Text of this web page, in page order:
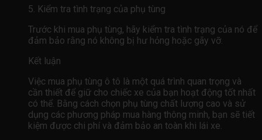
5. Kiểm tra tình trạng của phụ tùng
Trước khi mua phụ tùng, hãy kiểm tra tình trạng của nó để
đảm bảo rằng nó không bị hư hỏng hoặc gãy vỡ.
Kết luận
Việc mua phụ tùng ô tô là một quá trình quan trọng và
cần thiết để giữ cho chiếc xe của bạn hoạt động tốt nhất
có thể. Bằng cách chọn phụ tùng chất lượng cao và sử
dụng các phương pháp mua hàng thông minh, bạn sẽ tiết
kiệm được chi phí và đảm bảo an toàn khi lái xe.